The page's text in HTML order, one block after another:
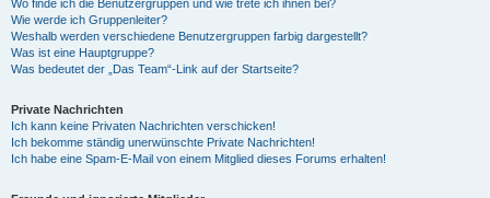
Wo finde ich die Benutzergruppen und wie trete ich ihnen bei?
Wie werde ich Gruppenleiter?
Weshalb werden verschiedene Benutzergruppen farbig dargestellt?
Was ist eine Hauptgruppe?
Was bedeutet der „Das Team“-Link auf der Startseite?
Private Nachrichten
Ich kann keine Privaten Nachrichten verschicken!
Ich bekomme ständig unerwünschte Private Nachrichten!
Ich habe eine Spam-E-Mail von einem Mitglied dieses Forums erhalten!